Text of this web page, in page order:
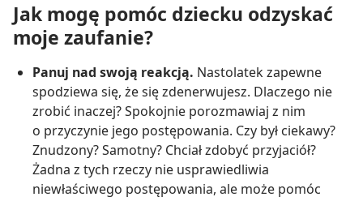
Jak mogę pomóc dziecku odzyskać
moje zaufanie?
Panuj nad swoją reakcją. Nastolatek zapewne
spodziewa się, że się zdenerwujesz. Dlaczego nie
zrobić inaczej? Spokojnie porozmawiaj z nim
o przyczynie jego postępowania. Czy był ciekawy?
Znudzony? Samotny? Chciał zdobyć przyjaciół?
Żadna z tych rzeczy nie usprawiedliwia
niewłaściwego postępowania, ale może pomóc